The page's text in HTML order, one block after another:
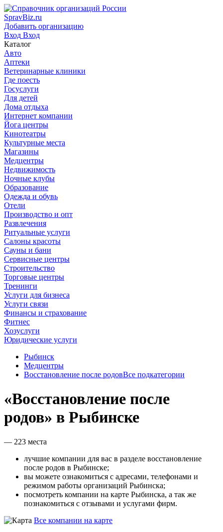
SpravBiz.ru
Добавить организацию
Вход Вход
Каталог
Авто
Аптеки
Ветеринарные клиники
Где поесть
Госуслуги
Для детей
Дома отдыха
Интернет компании
Йога центры
Кинотеатры
Культурные места
Магазины
Медцентры
Недвижимость
Ночные клубы
Образование
Одежда и обувь
Отели
Производство и опт
Развлечения
Ритуальные услуги
Салоны красоты
Сауны и бани
Сервисные центры
Строительство
Торговые центры
Тренинги
Услуги для бизнеса
Услуги связи
Финансы и страхование
Фитнес
Хозуслуги
Юридические услуги
Рыбинск
Медцентры
Восстановление после родовВсе подкатегории
«Восстановление после
родов» в Рыбинске
— 223 места
лучшие компании для вас в разделе восстановление
после родов в Рыбинске;
вы можете ознакомиться с адресами, телефонами и
режимом работы организаций Рыбинска;
посмотреть компании на карте Рыбинска, а так же
познакомиться с отзывами и услугами фирм.
Все компании на карте